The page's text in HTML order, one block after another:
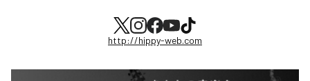
http://hippy-web.com